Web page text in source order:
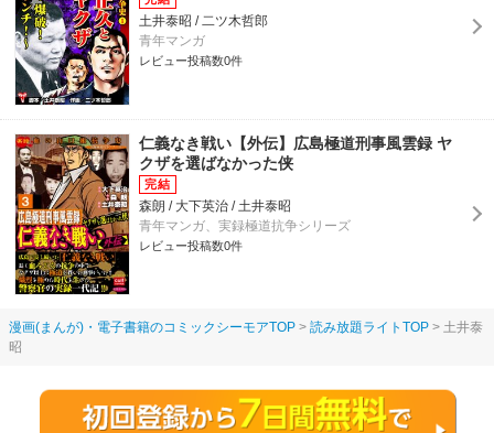
土井泰昭 / 二ツ木哲郎
青年マンガ
レビュー投稿数0件
仁義なき戦い【外伝】広島極道刑事風雲録 ヤ
クザを選ばなかった侠
森朗 / 大下英治 / 土井泰昭
青年マンガ、実録極道抗争シリーズ
レビュー投稿数0件
漫画(まんが)・電子書籍のコミックシーモアTOP 読み放題ライトTOP
土井泰
昭